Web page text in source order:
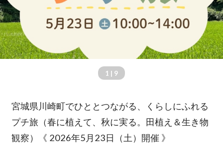
1 | 9
宮城県川崎町でひととつながる、くらしにふれる
プチ旅（春に植えて、秋に実る。田植え＆生き物
観察）《 2026年5月23日（土）開催 》